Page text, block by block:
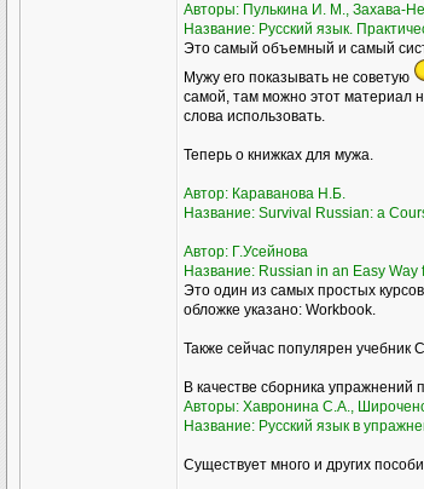
Авторы: Пулькина И. М., Захава-
Название: Русский язык.
Это самый объемный и самый
Мужу его показывать не советую
самой, там можно этот материал
слова использовать.
Теперь о книжках для мужа.
Автор: Караванова Н.Б.
Название: Survival Russian: а
Автор: Г.Усейнова
Название: Russian in an Easy Way
Это один из самых простых
обложке указано: Workbook.
Также сейчас популярен
В качестве сборника
Авторы: Хавронина С.А.,
Название: Русский язык в
Существует много и других